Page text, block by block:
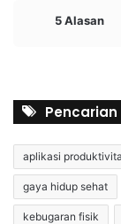
5 Alasan
Pencarian
aplikasi
gaya hidup sehat
kebugaran fisik